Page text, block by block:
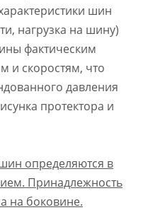
шин
нагрузка на шину)
фактическим
и скоростям, что
давления
протектора и
определяются в
Принадлежность
на боковине.